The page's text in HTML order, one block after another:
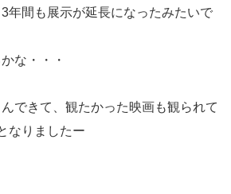
年間も展示が延長になったみたいで
な・・・
できて、観たかった映画も観られて
なりましたー